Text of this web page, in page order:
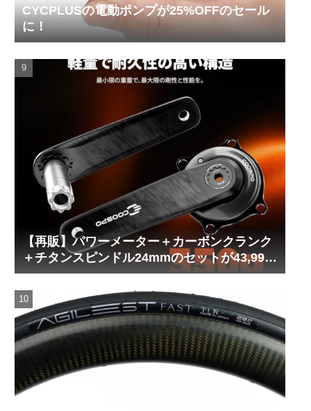
CYCPLUSの電動ポンプが25%OFFのセール
に！
【再販】パワーメーター＋カーボンクランク
＋チタンスピンドル24mmのセットが43,999
円！